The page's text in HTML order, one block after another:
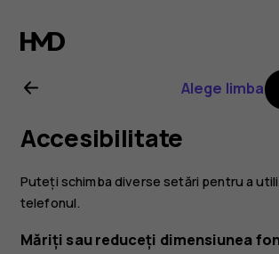
Ghid
de
utilizare
Nokia
2.1
Alege limba
Accesibilitate
Puteți schimba diverse setări pentru a
telefonul.
Măriți sau reduceți dimensiunea